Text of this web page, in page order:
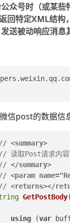
众号时（或某
回特定XML结构
送被动响应消息
信post的数据信
<summary>
读取Post请求内容
</summary>
<param
<returns></
GetPostBody(
using (var